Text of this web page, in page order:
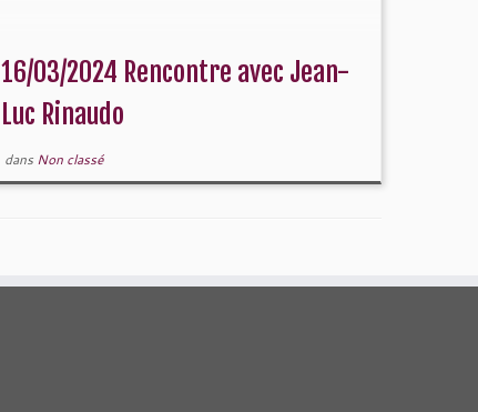
16/03/2024 Rencontre avec Jean-
Luc Rinaudo
dans Non classé